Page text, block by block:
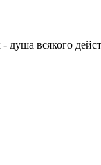
душа всякого